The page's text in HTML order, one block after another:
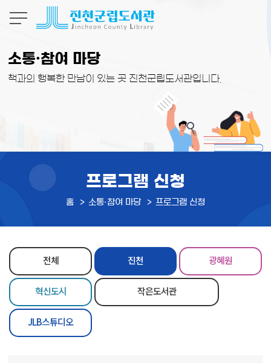
소통·참여 마당
책과의 행복한 만남이 있는 곳 진천군립도서관입니다.
프로그램 신청
홈 소통·참여 마당 프로그램 신청
전체 진천 광혜원
혁신도시 작은도서관
JLB스튜디오